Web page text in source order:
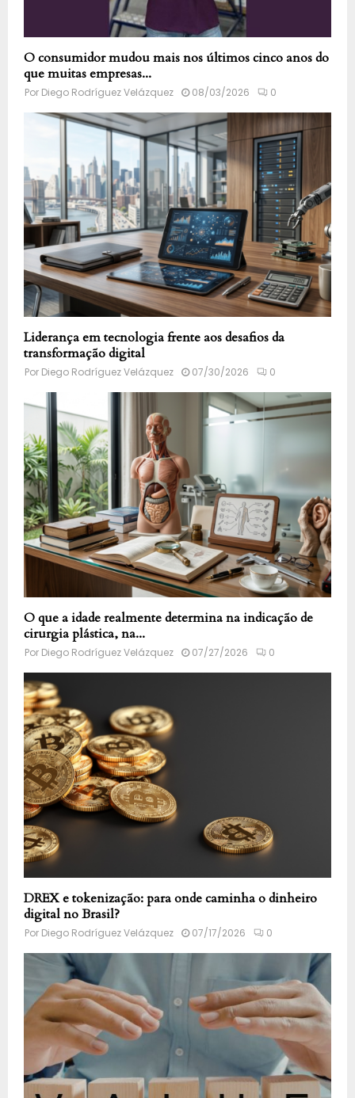
O consumidor mudou mais nos últimos cinco anos do
que muitas empresas...
Por Diego Rodríguez Velázquez 08/03/2026 0
Liderança em tecnologia frente aos desafios da
transformação digital
Por Diego Rodríguez Velázquez 07/30/2026 0
O que a idade realmente determina na indicação de
cirurgia plástica, na...
Por Diego Rodríguez Velázquez 07/27/2026 0
DREX e tokenização: para onde caminha o dinheiro
digital no Brasil?
Por Diego Rodríguez Velázquez 07/17/2026 0